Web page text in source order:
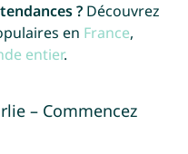
?Découvrez
en France,
entier.
– Commencez